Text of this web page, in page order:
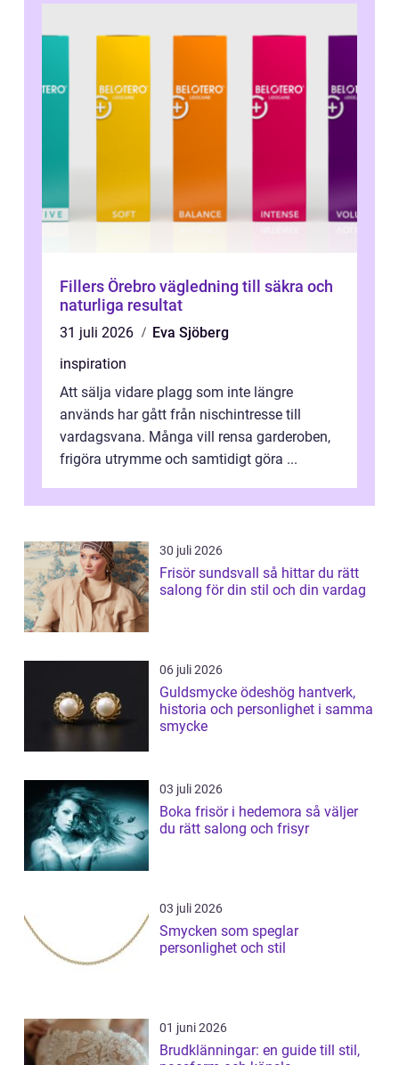
Fillers Örebro vägledning till säkra och
naturliga resultat
31 juli 2026
Eva Sjöberg
inspiration
Att sälja vidare plagg som inte längre
används har gått från nischintresse till
vardagsvana. Många vill rensa garderoben,
frigöra utrymme och samtidigt göra ...
30 juli 2026
Frisör sundsvall så hittar du rätt
salong för din stil och din vardag
06 juli 2026
Guldsmycke ödeshög hantverk,
historia och personlighet i samma
smycke
03 juli 2026
Boka frisör i hedemora så väljer
du rätt salong och frisyr
03 juli 2026
Smycken som speglar
personlighet och stil
01 juni 2026
Brudklänningar: en guide till stil,